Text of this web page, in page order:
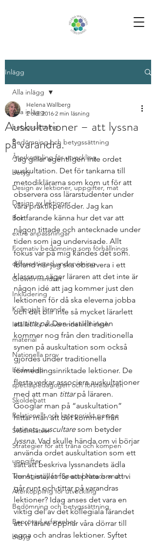
Inlägg
Alla inlägg
betygssättning
Bedömning och betygssättning
Återkoppling för utveckling
betyg
Design av lektioner, uppgifter, mat
Design av lektioner
Bok
extra anpassningar
Formativ bedömning som förhållnings
differentierad undervisning
Growth mindset
Inkludering
Kollegialt lärande
Istället för elevärenden till elevh
material
Nationella prov
Ledarskap
specialpedagogen och försteläraren
Skoldebatt
Relationellt och kategoriskt perspe
Stödinsatser
Strategier för att träna och kompen
uppgifter
The Agency for Special Needs and In
Återkoppling för utveckling
Bedömning och betygssättning
Beprövad erfarenhet
betyg
Alla inlägg
Auskultationer – att lyssna
på varandra.
Helena Wallberg
2 okt. 2016 2 min läsning
Jag gillar egentligen inte ordet
auskultation. Det för tankarna till
metodiklärarna som kom ut för att
observera oss lärarstudenter under
våra praktikperioder. Jag kan
fortfarande känna hur det var att
någon tittade och antecknade under
tiden som jag undervisade. Allt
fokus var på mig kändes det som.
Ibland när jag ska observera i ett
klassrum säger läraren att det inte är
någon idé att jag kommer just den
lektionen för då ska eleverna jobba
och det blir inte så mycket lärarlett
att titta på. Den inställningen
kommer nog från den traditionella
synen på auskultation som också
gjordes under traditionella
förmedlingsinriktade lektioner. De
flesta verkar associera auskultationer
med att man tittar på läraren.
Googlar man på “auskultation”
hittar man att det kommer från
latinets auscultare som betyder
lyssna. Vad skulle hända om vi börjar
använda ordet auskultation som ett
sätt att beskriva lyssnandets ädla
konst istället för att prata om att vi
går runt och tittar på varandras
lektioner? Idag anses det vara en
viktig del av det kollegiala lärandet
att vi lärare öppnar våra dörrar till
egna och andras lektioner. Syftet